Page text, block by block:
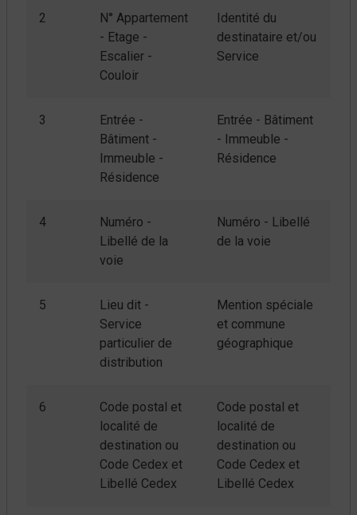
2
N° Appartement
- Etage -
Escalier -
Couloir
Identité du
destinataire et/ou
Service
3
Entrée -
Bâtiment -
Immeuble -
Résidence
Entrée - Bâtiment
- Immeuble -
Résidence
4
Numéro -
Libellé de la
voie
Numéro - Libellé
de la voie
5
Lieu dit -
Service
particulier de
distribution
Mention spéciale
et commune
géographique
6
Code postal et
localité de
destination ou
Code Cedex et
Libellé Cedex
Code postal et
localité de
destination ou
Code Cedex et
Libellé Cedex